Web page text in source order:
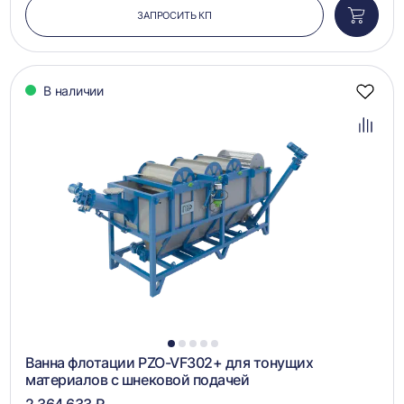
ЗАПРОСИТЬ КП
в
В наличии
1 2 3 4 5
Ванна флотации PZO-VF302+ для тонущих
материалов с шнековой подачей